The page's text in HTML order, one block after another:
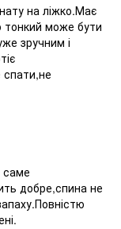
на ліжко.Має
тонкий може бути
зручним і
саме
добре,спина не